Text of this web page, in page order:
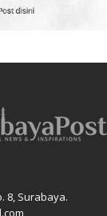
8, Surabaya.